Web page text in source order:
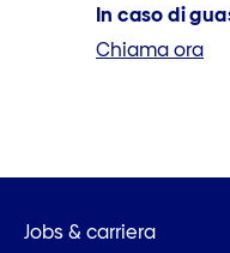
In caso di
Chiama ora
Jobs & carriera